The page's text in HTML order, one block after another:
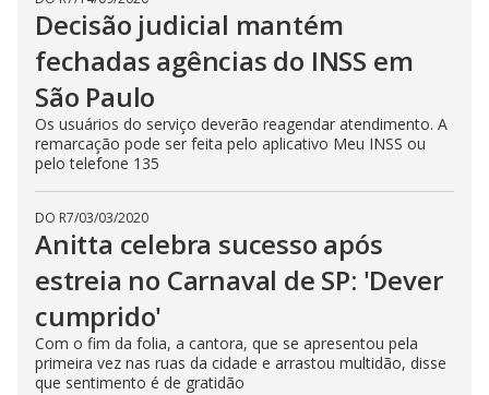
Decisão judicial mantém
fechadas agências do INSS em
São Paulo
Os usuários do serviço deverão reagendar atendimento. A
remarcação pode ser feita pelo aplicativo Meu INSS ou
pelo telefone 135
DO R7/03/03/2020
Anitta celebra sucesso após
estreia no Carnaval de SP: 'Dever
cumprido'
Com o fim da folia, a cantora, que se apresentou pela
primeira vez nas ruas da cidade e arrastou multidão, disse
que sentimento é de gratidão